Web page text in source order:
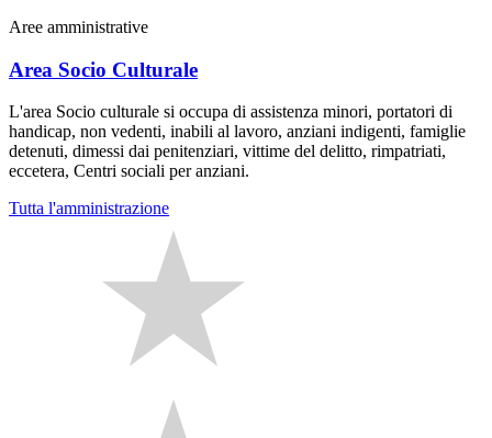
Aree amministrative
Area Socio Culturale
L'area Socio culturale si occupa di assistenza minori, portatori di
handicap, non vedenti, inabili al lavoro, anziani indigenti, famiglie
detenuti, dimessi dai penitenziari, vittime del delitto, rimpatriati,
eccetera, Centri sociali per anziani.
Tutta l'amministrazione